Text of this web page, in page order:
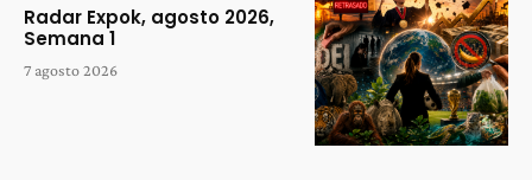
Radar Expok, agosto 2026,
Semana 1
7 agosto 2026